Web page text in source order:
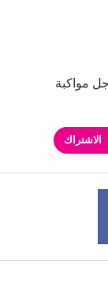
مواكبة
الاشتراك